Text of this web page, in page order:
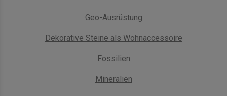
Geo-Ausrüstung
Dekorative Steine als Wohnaccessoire
Fossilien
Mineralien